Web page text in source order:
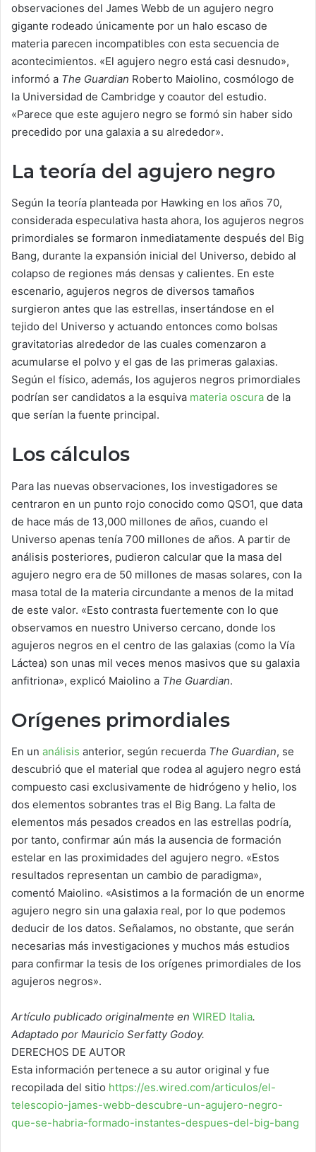
observaciones del James Webb de un agujero negro
gigante rodeado únicamente por un halo escaso de
materia parecen incompatibles con esta secuencia de
acontecimientos. «El agujero negro está casi desnudo»,
informó a The Guardian Roberto Maiolino, cosmólogo de
la Universidad de Cambridge y coautor del estudio.
«Parece que este agujero negro se formó sin haber sido
precedido por una galaxia a su alrededor».
La teoría del agujero negro
Según la teoría planteada por Hawking en los años 70,
considerada especulativa hasta ahora, los agujeros negros
primordiales se formaron inmediatamente después del Big
Bang, durante la expansión inicial del Universo, debido al
colapso de regiones más densas y calientes. En este
escenario, agujeros negros de diversos tamaños
surgieron antes que las estrellas, insertándose en el
tejido del Universo y actuando entonces como bolsas
gravitatorias alrededor de las cuales comenzaron a
acumularse el polvo y el gas de las primeras galaxias.
Según el físico, además, los agujeros negros primordiales
podrían ser candidatos a la esquiva materia oscura de la
que serían la fuente principal.
Los cálculos
Para las nuevas observaciones, los investigadores se
centraron en un punto rojo conocido como QSO1, que data
de hace más de 13,000 millones de años, cuando el
Universo apenas tenía 700 millones de años. A partir de
análisis posteriores, pudieron calcular que la masa del
agujero negro era de 50 millones de masas solares, con la
masa total de la materia circundante a menos de la mitad
de este valor. «Esto contrasta fuertemente con lo que
observamos en nuestro Universo cercano, donde los
agujeros negros en el centro de las galaxias (como la Vía
Láctea) son unas mil veces menos masivos que su galaxia
anfitriona», explicó Maiolino a The Guardian.
Orígenes primordiales
En un análisis anterior, según recuerda The Guardian, se
descubrió que el material que rodea al agujero negro está
compuesto casi exclusivamente de hidrógeno y helio, los
dos elementos sobrantes tras el Big Bang. La falta de
elementos más pesados creados en las estrellas podría,
por tanto, confirmar aún más la ausencia de formación
estelar en las proximidades del agujero negro. «Estos
resultados representan un cambio de paradigma»,
comentó Maiolino. «Asistimos a la formación de un enorme
agujero negro sin una galaxia real, por lo que podemos
deducir de los datos. Señalamos, no obstante, que serán
necesarias más investigaciones y muchos más estudios
para confirmar la tesis de los orígenes primordiales de los
agujeros negros».
Artículo publicado originalmente en WIRED Italia.
Adaptado por Mauricio Serfatty Godoy.
DERECHOS DE AUTOR
Esta información pertenece a su autor original y fue
recopilada del sitio https://es.wired.com/articulos/el-
telescopio-james-webb-descubre-un-agujero-negro-
que-se-habria-formado-instantes-despues-del-big-bang